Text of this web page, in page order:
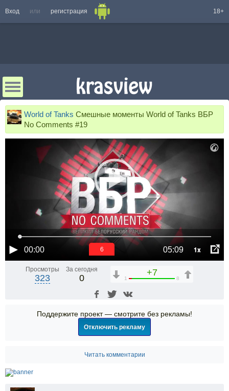
Вход или регистрация 18+
World of Tanks Смешные моменты World of Tanks ВБР
No Comments #19
00:00 05:09 1x
5
Просмотры
323
За сегодня
0
+7
1 8
Поддержите проект — смотрите без рекламы!
Отключить рекламу
Читать комментарии